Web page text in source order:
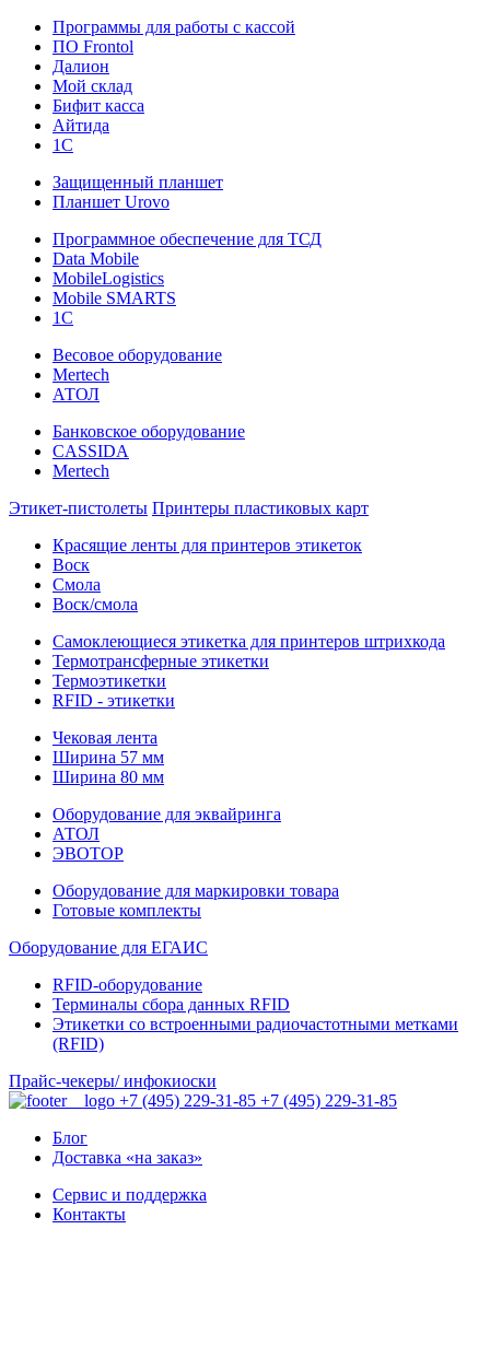
Программы для работы с кассой
ПО Frontol
Далион
Мой склад
Бифит касса
Айтида
1С
Защищенный планшет
Планшет Urovo
Программное обеспечение для ТСД
Data Mobile
MobileLogistics
Mobile SMARTS
1С
Весовое оборудование
Mertech
АТОЛ
Банковское оборудование
CASSIDA
Mertech
Этикет-пистолеты Принтеры пластиковых карт
Красящие ленты для принтеров этикеток
Воск
Смола
Воск/смола
Самоклеющиеся этикетка для принтеров штрихкода
Термотрансферные этикетки
Термоэтикетки
RFID - этикетки
Чековая лента
Ширина 57 мм
Ширина 80 мм
Оборудование для эквайринга
АТОЛ
ЭВОТОР
Оборудование для маркировки товара
Готовые комплекты
Оборудование для ЕГАИС
RFID-оборудование
Терминалы сбора данных RFID
Этикетки со встроенными радиочастотными метками
(RFID)
Прайс-чекеры/ инфокиоски
+7 (495) 229-31-85 +7 (495) 229-31-85
Блог
Доставка «на заказ»
Сервис и поддержка
Контакты